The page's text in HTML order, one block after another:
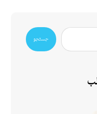
جستجو